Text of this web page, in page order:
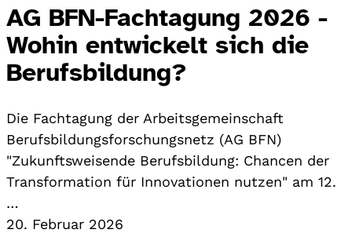
AG BFN-Fachtagung 2026 -
Wohin entwickelt sich die
Berufsbildung?
Die Fachtagung der Arbeitsgemeinschaft
Berufsbildungsforschungsnetz (AG BFN)
"Zukunftsweisende Berufsbildung: Chancen der
Transformation für Innovationen nutzen" am 12.
…
20. Februar 2026